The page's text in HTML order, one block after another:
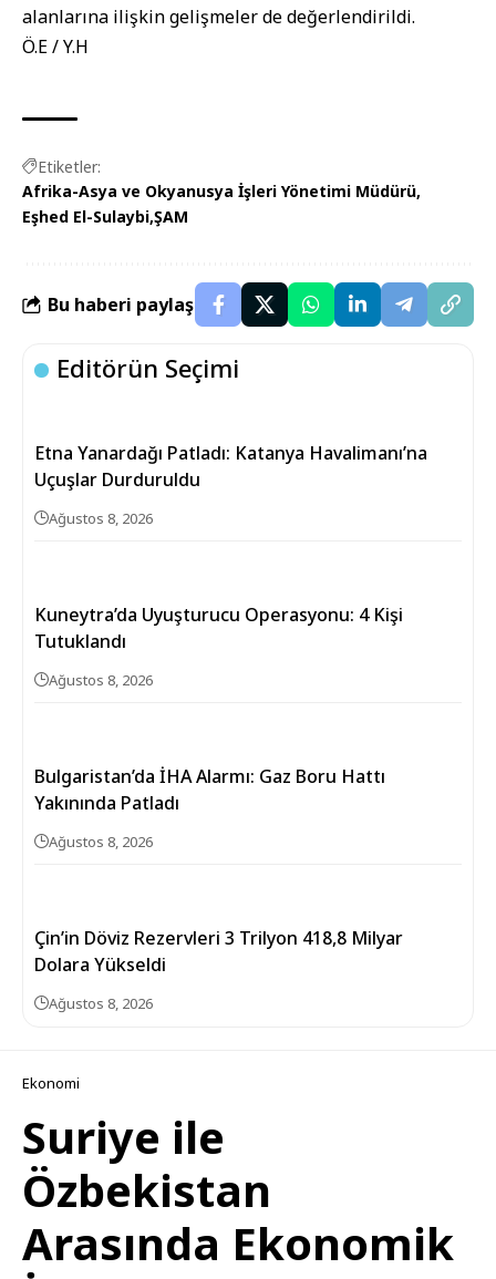
alanlarına ilişkin gelişmeler de değerlendirildi.
Ö.E / Y.H
Etiketler:
Afrika-Asya ve Okyanusya İşleri Yönetimi Müdürü
Eşhed El-Sulaybi ŞAM
Bu haberi paylaş
Editörün Seçimi
Etna Yanardağı Patladı: Katanya Havalimanı’na
Uçuşlar Durduruldu
Ağustos 8, 2026
Kuneytra’da Uyuşturucu Operasyonu: 4 Kişi
Tutuklandı
Ağustos 8, 2026
Bulgaristan’da İHA Alarmı: Gaz Boru Hattı
Yakınında Patladı
Ağustos 8, 2026
Çin’in Döviz Rezervleri 3 Trilyon 418,8 Milyar
Dolara Yükseldi
Ağustos 8, 2026
Ekonomi
Suriye ile
Özbekistan
Arasında Ekonomik